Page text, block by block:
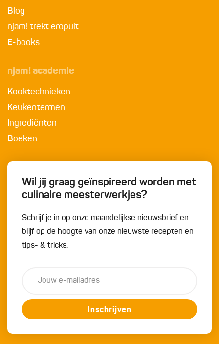
Blog
njam! trekt eropuit
E-books
njam! academie
Kooktechnieken
Keukentermen
Ingrediënten
Boeken
Wil jij graag geïnspireerd worden met
culinaire meesterwerkjes?
Schrijf je in op onze maandelijkse nieuwsbrief en
blijf op de hoogte van onze nieuwste recepten en
tips- & tricks.
Inschrijven